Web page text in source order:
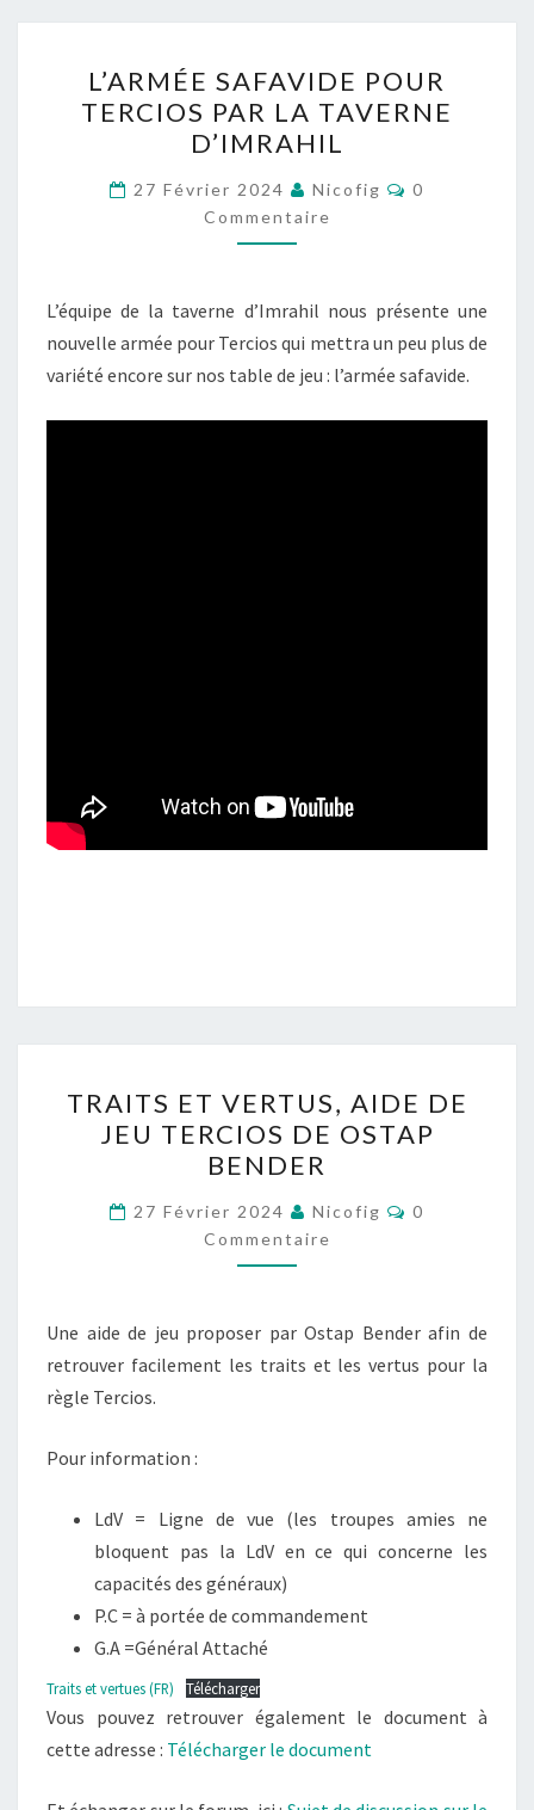
SAFAVIDE
POUR
TERCIOS
PAR
LA
TAVERNE
L’ARMÉE SAFAVIDE POUR
TERCIOS PAR LA TAVERNE
D’IMRAHIL
27 Février 2024 Nicofig
0
Commentaire
L’équipe de la taverne d’Imrahil nous présente une
nouvelle armée pour Tercios qui mettra un peu plus de
variété encore sur nos table de jeu : l’armée safavide.
ET
VERTUS,
AIDE
DE
JEU
TERCIOS
OSTAP
BENDER
TRAITS ET VERTUS, AIDE DE
JEU TERCIOS DE OSTAP
BENDER
27 Février 2024 Nicofig
0
Commentaire
Une aide de jeu proposer par Ostap Bender afin de
retrouver facilement les traits et les vertus pour la
règle Tercios.
Pour information :
LdV = Ligne de vue (les troupes amies ne
bloquent pas la LdV en ce qui concerne les
capacités des généraux)
P.C = à portée de commandement
G.A =Général Attaché
Traits et vertues (FR) Télécharger
Vous pouvez retrouver également le document à
cette adresse : Télécharger le document